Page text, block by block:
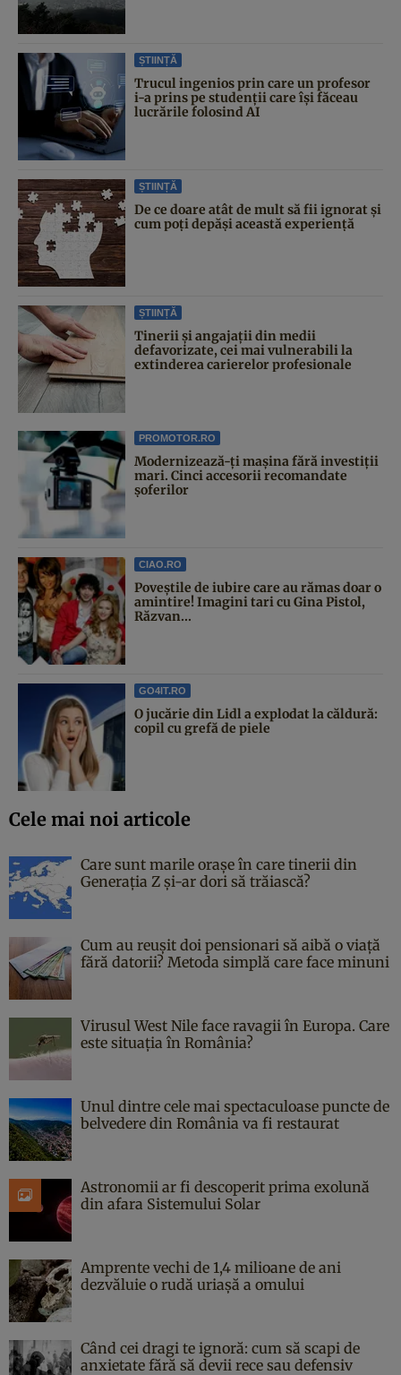
ȘTIINȚĂ
Trucul ingenios prin care un profesor
i-a prins pe studenții care își făceau
lucrările folosind AI
ȘTIINȚĂ
De ce doare atât de mult să fii ignorat și
cum poți depăși această experiență
ȘTIINȚĂ
Tinerii și angajații din medii
defavorizate, cei mai vulnerabili la
extinderea carierelor profesionale
PROMOTOR.RO
Modernizează-ți mașina fără investiții
mari. Cinci accesorii recomandate
șoferilor
CIAO.RO
Poveştile de iubire care au rămas doar o
amintire! Imagini tari cu Gina Pistol,
Răzvan...
GO4IT.RO
O jucărie din Lidl a explodat la căldură:
copil cu grefă de piele
Cele mai noi articole
Care sunt marile orașe în care tinerii din
Generația Z și-ar dori să trăiască?
Cum au reușit doi pensionari să aibă o viață
fără datorii? Metoda simplă care face minuni
Virusul West Nile face ravagii în Europa. Care
este situația în România?
Unul dintre cele mai spectaculoase puncte de
belvedere din România va fi restaurat
Astronomii ar fi descoperit prima exolună
din afara Sistemului Solar
Amprente vechi de 1,4 milioane de ani
dezvăluie o rudă uriașă a omului
Când cei dragi te ignoră: cum să scapi de
anxietate fără să devii rece sau defensiv